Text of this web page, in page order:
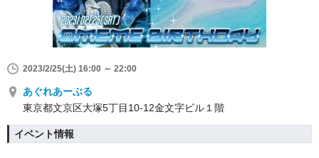
2023/2/25(土) 16:00 ～ 22:00
あぐれあーぶる
東京都文京区大塚5丁目10-12金文字ビル１階
イベント情報